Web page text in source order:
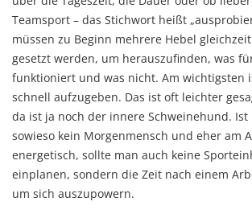
Teamsport – das Stichwort heißt
müssen zu Beginn mehrere Hebel
gesetzt werden, um herauszufinden, was
funktioniert und was nicht. Am wichtigsten
schnell aufzugeben. Das ist oft leichter
da ist ja noch der innere Schweinehund. Ist
sowieso kein Morgenmensch und eher am
energetisch, sollte man auch keine
einplanen, sondern die Zeit nach einem
um sich auszupowern.